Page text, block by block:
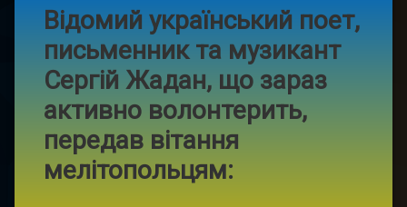
Відомий український поет,
письменник та музикант
Сергій Жадан, що зараз
активно волонтерить,
передав вітання
мелітопольцям: